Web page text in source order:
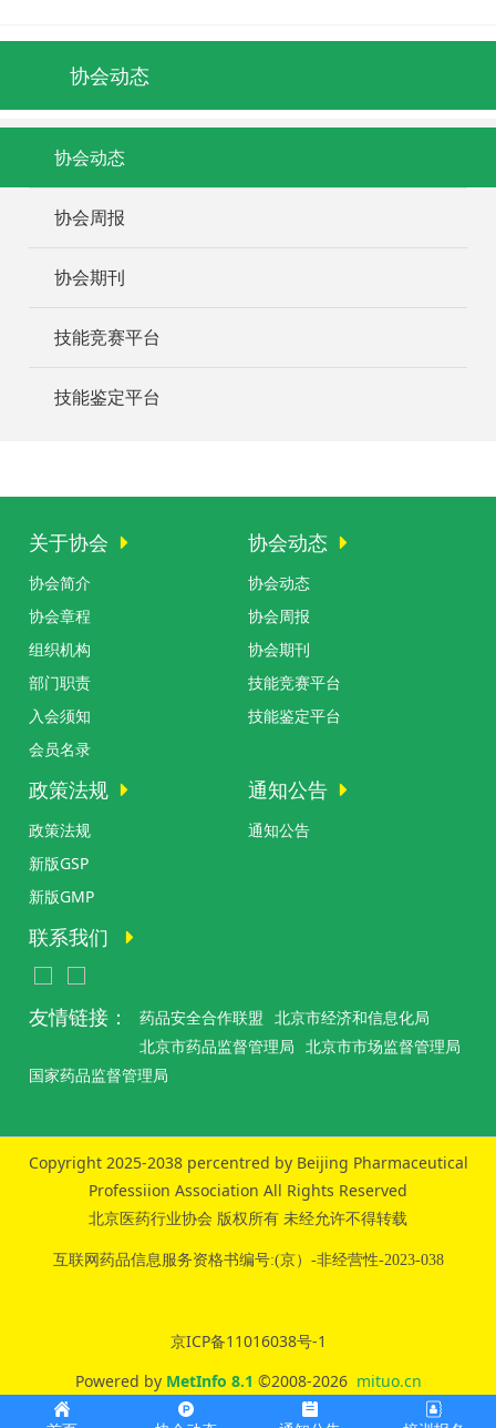
协会动态
协会动态
协会周报
协会期刊
技能竞赛平台
技能鉴定平台
关于协会
协会简介
协会章程
组织机构
部门职责
入会须知
会员名录
协会动态
协会动态
协会周报
协会期刊
技能竞赛平台
技能鉴定平台
政策法规
政策法规
新版GSP
新版GMP
通知公告
通知公告
联系我们
友情链接： 药品安全合作联盟 北京市经济和信息化局
北京市药品监督管理局 北京市市场监督管理局
国家药品监督管理局
Copyright 2025-2038 percentred by Beijing Pharmaceutical
Professiion Association All Rights Reserved
北京医药行业协会 版权所有 未经允许不得转载
互联网药品信息服务资格书编号:(京）-非经营性-2023-038
京ICP备11016038号-1
Powered by MetInfo 8.1 ©2008-2026 mituo.cn